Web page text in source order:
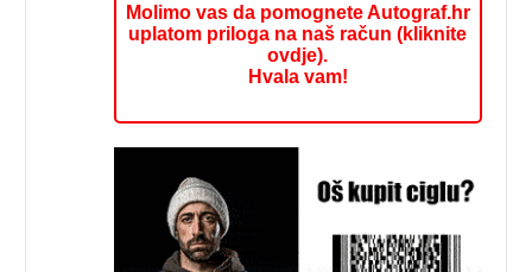
Molimo vas da pomognete Autograf.hr
uplatom priloga na naš račun (kliknite
ovdje).
Hvala vam!